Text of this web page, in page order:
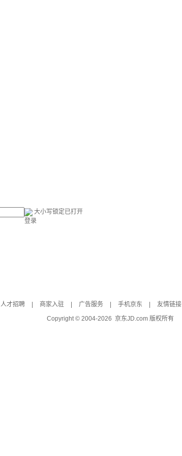
大小写锁定已打开
登录
人才招聘 商家入驻 广告服务 手机京东 友情链接
Copyright © 2004-2026 京东JD.com 版权所有